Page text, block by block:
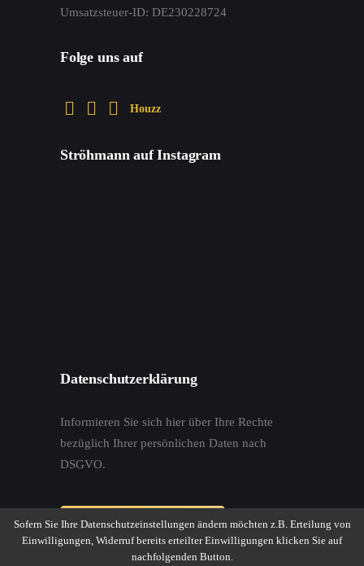
Umsatzsteuer-ID: DE230228724
Folge uns auf
Houzz
Ströhmann auf Instagram
Datenschutzerklärung
Informieren Sie sich hier über Ihre Rechte
bezüglich Ihrer persönlichen Daten nach
DSGVO.
Datenschutzerklärung
Sofern Sie Ihre Datenschutzeinstellungen ändern möchten z.B. Erteilung von
Einwilligungen, Widerruf bereits erteilter Einwilligungen klicken Sie auf
nachfolgenden Button.